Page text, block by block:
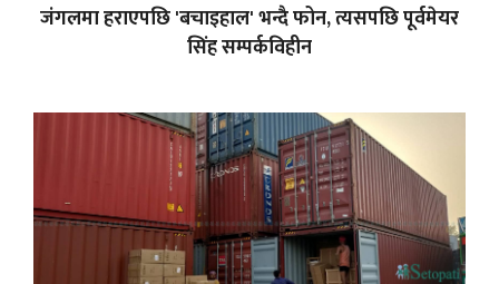
जंगलमा हराएपछि 'बचाइहाल' भन्दै फोन, त्यसपछि पूर्वमेयर
सिंह सम्पर्कविहीन